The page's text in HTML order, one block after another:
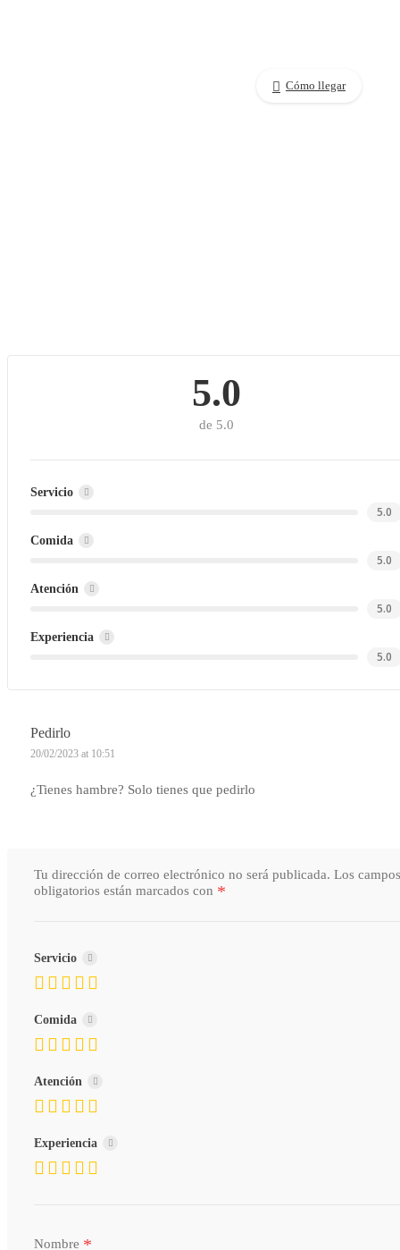
Cómo llegar
5.0
de 5.0
Servicio
5.0
Comida
5.0
Atención
5.0
Experiencia
5.0
Pedirlo
20/02/2023 at 10:51
¿Tienes hambre? Solo tienes que pedirlo
Tu dirección de correo electrónico no será publicada. Los campos
obligatorios están marcados con *
Servicio
Comida
Atención
Experiencia
Nombre *